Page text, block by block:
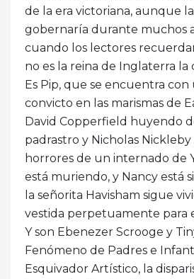
de la era victoriana, aunque
gobernaría durante muchos
cuando los lectores
no es la reina de Inglaterra
Es Pip, que se encuentra con
convicto en las marismas de
David Copperfield huyendo
padrastro y Nicholas
horrores de un internado de
está muriendo, y Nancy está
la señorita Havisham sigue
vestida perpetuamente para
Y son Ebenezer Scrooge y
Fenómeno de Padres e
Esquivador Artístico, la